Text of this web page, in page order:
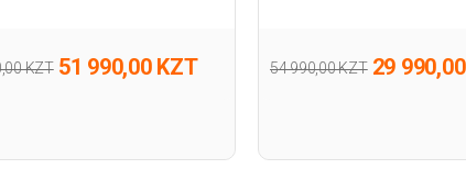
KZT 51 990,00 KZT 54 990,00 KZT 29